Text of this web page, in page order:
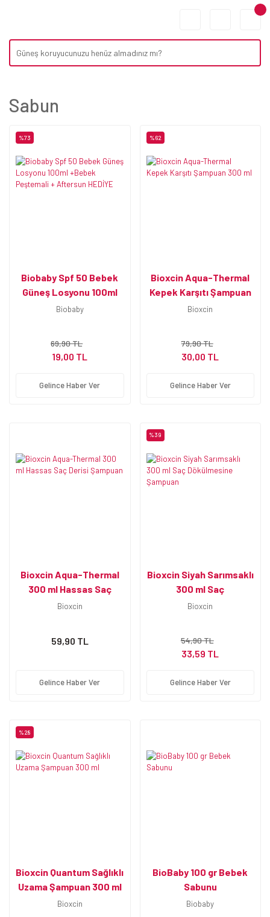
Sabun
%73
Biobaby Spf 50 Bebek
Güneş Losyonu 100ml
+Bebek Peştemali +
Biobaby
69,90 TL
19,00 TL
Gelince Haber Ver
%62
Bioxcin Aqua-Thermal
Kepek Karşıtı Şampuan
300 ml
Bioxcin
79,90 TL
30,00 TL
Gelince Haber Ver
Bioxcin Aqua-Thermal
300 ml Hassas Saç
Derisi Şampuan
Bioxcin
59,90 TL
Gelince Haber Ver
%39
Bioxcin Siyah Sarımsaklı
300 ml Saç
Dökülmesine Şampuan
Bioxcin
54,90 TL
33,59 TL
Gelince Haber Ver
%28
Bioxcin Quantum Sağlıklı
Uzama Şampuan 300 ml
Bioxcin
BioBaby 100 gr Bebek
Sabunu
Biobaby